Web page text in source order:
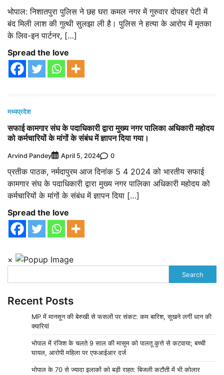
भोपाल: निशातपुरा पुलिस ने छह घरा कमल नगर में गुरुवार दोपहर पेटी में
बंद मिली लाश की गुत्थी सुलझा ली है। पुलिस ने हत्या के आरोप में मृतका
के लिव-इन पार्टनर, […]
Spread the love
मध्यप्रदेश
सफाई कामगार संघ के पदाधिकारी द्वारा मुख्य नगर पालिका अधिकारी महोदय
को कर्मचारियों के मांगों के संबंध में ज्ञापन दिया गया।
Arvind Pandey April 5, 2024 0
प्रतीक पाठक, नर्मदापुरम आज दिनांक 5 4 2024 को भारतीय सफाई
कामगार संघ के पदाधिकारी द्वारा मुख्य नगर पालिका अधिकारी महोदय को
कर्मचारियों के मांगों के संबंध में ज्ञापन दिया […]
Spread the love
×
Search
Recent Posts
MP में मानसून की बेरुखी से फसलों पर संकट: कम बारिश, सूखने लगीं धान की
क्यारियां
भोपाल में रंजिश के चलते 9 साल की मासूम को पालतू कुत्ते से कटवाया; बच्ची
घायल, आरोपी महिला पर एफआईआर दर्ज
भोपाल के 70 से ज्यादा इलाकों को बड़ी राहत: बिजली कटौती में भी कोलार